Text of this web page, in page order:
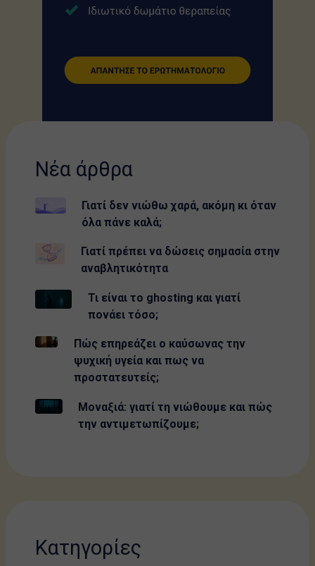
Νέα άρθρα
Γιατί δεν νιώθω χαρά, ακόμη κι όταν
όλα πάνε καλά;
Γιατί πρέπει να δώσεις σημασία στην
αναβλητικότητα
Τι είναι το ghosting και γιατί
πονάει τόσο;
Πώς επηρεάζει ο καύσωνας την
ψυχική υγεία και πως να
προστατευτείς;
Μοναξιά: γιατί τη νιώθουμε και πώς
την αντιμετωπίζουμε;
Κατηγορίες